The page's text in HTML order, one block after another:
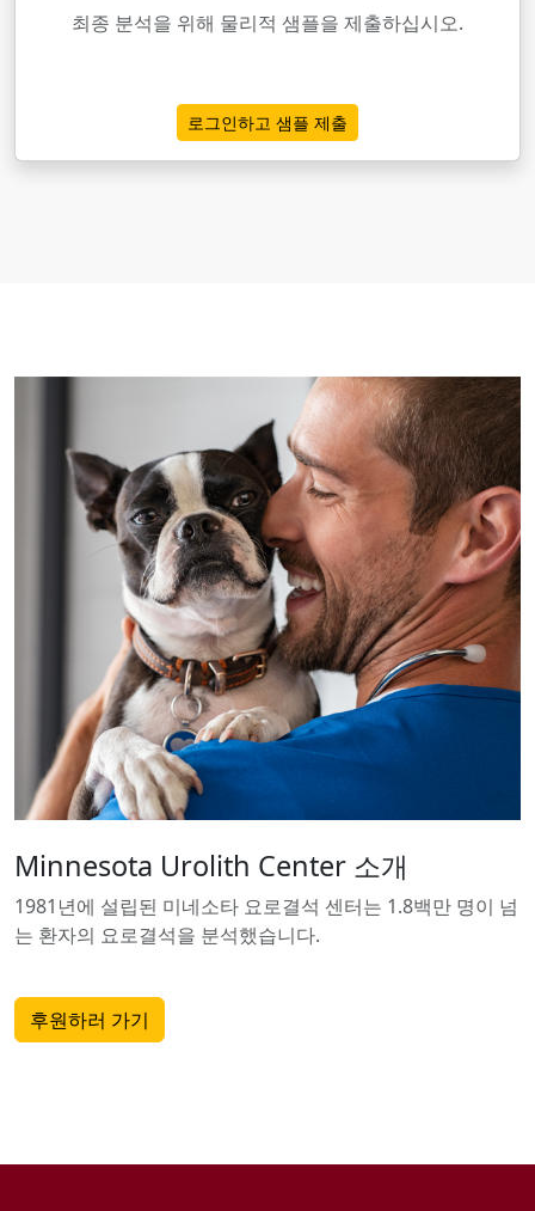
최종 분석을 위해 물리적 샘플을 제출하십시오.
로그인하고 샘플 제출
Minnesota Urolith Center 소개
1981년에 설립된 미네소타 요로결석 센터는 1.8백만 명이 넘
는 환자의 요로결석을 분석했습니다.
후원하러 가기